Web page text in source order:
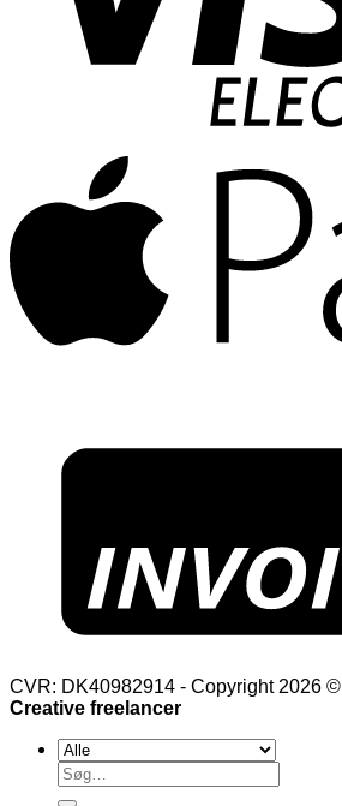
CVR: DK40982914 - Copyright 2026 ©
Creative freelancer
Søg
efter: